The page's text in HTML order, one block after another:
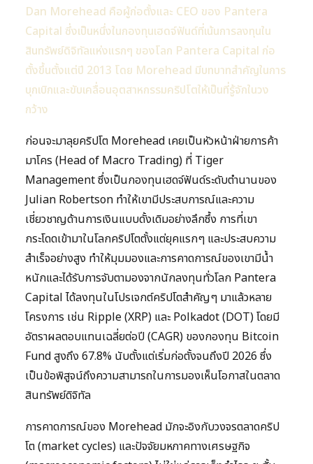
Dan Morehead คือผู้ก่อตั้งและ CEO ของ Pantera
Capital ซึ่งเป็นหนึ่งในกองทุนเฮดจ์ฟันด์ที่เน้นการลงทุนใน
สินทรัพย์ดิจิทัลแห่งแรกๆ ของโลก Pantera Capital ก่อ
ตั้งขึ้นตั้งแต่ปี 2013 โดย Morehead มีบทบาทสำคัญในการ
บุกเบิกและขับเคลื่อนอุตสาหกรรมคริปโตให้เป็นที่รู้จักในวง
กว้าง
ก่อนจะมาลุยคริปโต Morehead เคยเป็นหัวหน้าฝ่ายการค้า
มาโคร (Head of Macro Trading) ที่ Tiger
Management ซึ่งเป็นกองทุนเฮดจ์ฟันด์ระดับตำนานของ
Julian Robertson ทำให้เขามีประสบการณ์และความ
เชี่ยวชาญด้านการเงินแบบดั้งเดิมอย่างลึกซึ้ง การที่เขา
กระโดดเข้ามาในโลกคริปโตตั้งแต่ยุคแรกๆ และประสบความ
สำเร็จอย่างสูง ทำให้มุมมองและการคาดการณ์ของเขามีน้ำ
หนักและได้รับการจับตามองจากนักลงทุนทั่วโลก Pantera
Capital ได้ลงทุนในโปรเจกต์คริปโตสำคัญๆ มาแล้วหลาย
โครงการ เช่น Ripple (XRP) และ Polkadot (DOT) โดยมี
อัตราผลตอบแทนเฉลี่ยต่อปี (CAGR) ของกองทุน Bitcoin
Fund สูงถึง 67.8% นับตั้งแต่เริ่มก่อตั้งจนถึงปี 2026 ซึ่ง
เป็นข้อพิสูจน์ถึงความสามารถในการมองเห็นโอกาสในตลาด
สินทรัพย์ดิจิทัล
การคาดการณ์ของ Morehead มักจะอิงกับวงจรตลาดคริป
โต (market cycles) และปัจจัยมหภาคทางเศรษฐกิจ